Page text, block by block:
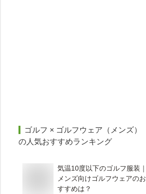
ゴルフ × ゴルフウェア（メンズ）
の人気おすすめランキング
気温10度以下のゴルフ服装｜
メンズ向けゴルフウェアのお
すすめは？